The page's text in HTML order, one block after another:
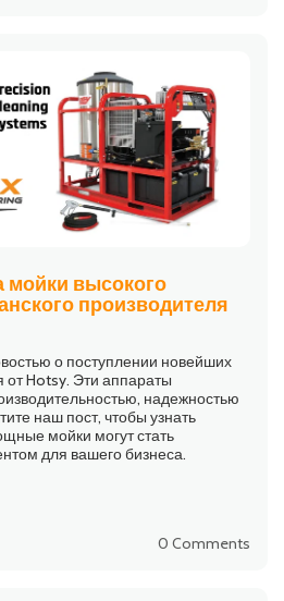
мойки высокого
производителя
о поступлении новейших
от Hotsy. Эти аппараты
надежностью
наш пост, чтобы узнать
мойки могут стать
для вашего бизнеса.
0 Comments